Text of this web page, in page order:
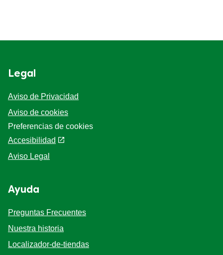
Legal
Aviso de Privacidad
Aviso de cookies
Preferencias de cookies
Accesibilidad
Aviso Legal
Ayuda
Preguntas Frecuentes
Nuestra historia
Localizador-de-tiendas